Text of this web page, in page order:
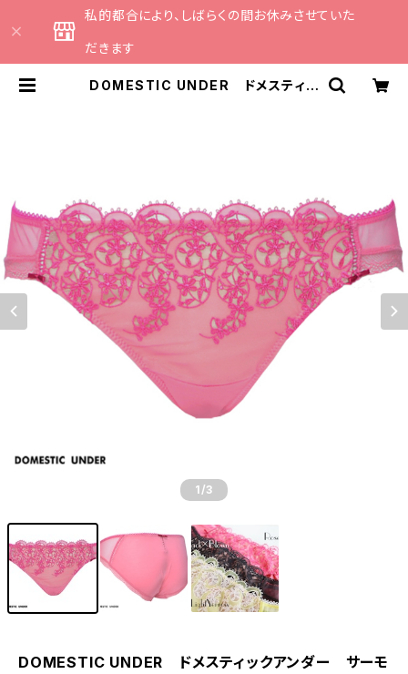
私的都合により、しばらくの間お休みさせていた
だきます
DOMESTIC UNDER ドメスティッ
1 /3
DOMESTIC UNDER ドメスティックアンダー サーモ